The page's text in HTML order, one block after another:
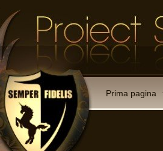
Prima pagina